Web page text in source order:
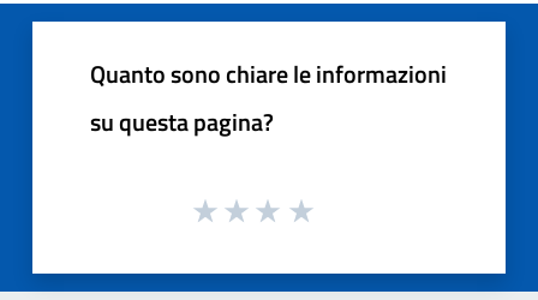
Quanto sono chiare le informazioni
su questa pagina?